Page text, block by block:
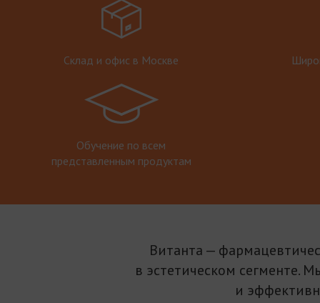
Склад и офис в Москве
Обучение по всем
представленным продуктам
Витанта —
в эстетическом сегменте.
и